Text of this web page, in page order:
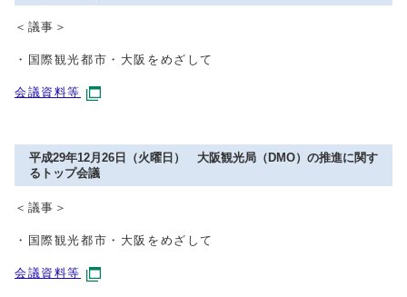
＜議事＞
・国際観光都市・大阪をめざして
会議資料等
平成29年12月26日（火曜日） 大阪観光局（DMO）の推進に関す
るトップ会議
＜議事＞
・国際観光都市・大阪をめざして
会議資料等